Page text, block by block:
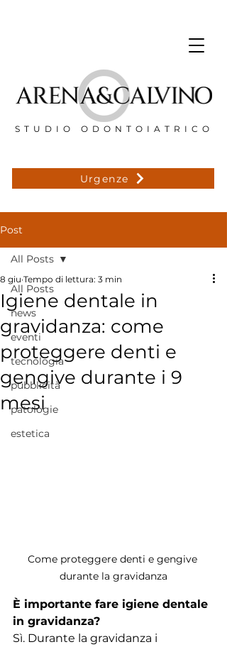
STUDIO ODONTOIATRICO
Urgenze
Post
All Posts
news
eventi
tecnologia
pubblicità
patologie
estetica
All Posts
Igiene dentale in
gravidanza: come
proteggere denti e
gengive durante i 9
mesi
8 giu Tempo di lettura: 3 min
Come proteggere denti e gengive
durante la gravidanza
È importante fare igiene dentale
in gravidanza?
Sì. Durante la gravidanza i